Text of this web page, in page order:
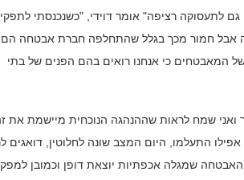
לתעסוקה רציפה" אומר דוידי, "כשנכנסתי
אבל חמור מכך בגלל שהתחלפה חברת אבטחה הם
המאבטחים כי אנחנו רואים בהם הפנים של בתי
שמח לראות שההנהגה הנוכחית מיישמת את
התעלמו, היום המצב שונה לחלוטין, דואגים
האבטחה שמגלה אכפתיות יוצאת דופן וכמובן